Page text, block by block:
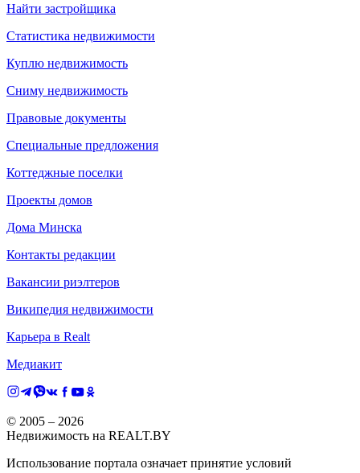
Найти застройщика
Статистика недвижимости
Куплю недвижимость
Сниму недвижимость
Правовые документы
Специальные предложения
Коттеджные поселки
Проекты домов
Дома Минска
Контакты редакции
Вакансии риэлтеров
Википедия недвижимости
Карьера в Realt
Медиакит
© 2005 – 2026
Недвижимость на REALT.BY
Использование портала означает принятие условий